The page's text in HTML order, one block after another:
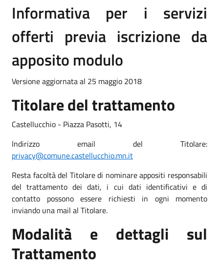
Informativa per i servizi
offerti previa iscrizione da
apposito modulo
Versione aggiornata al 25 maggio 2018
Titolare del trattamento
Castellucchio - Piazza Pasotti, 14
Indirizzo email del Titolare:
privacy@comune.castellucchio.mn.it
Resta facoltà del Titolare di nominare appositi responsabili
del trattamento dei dati, i cui dati identificativi e di
contatto possono essere richiesti in ogni momento
inviando una mail al Titolare.
Modalità e dettagli sul
Trattamento